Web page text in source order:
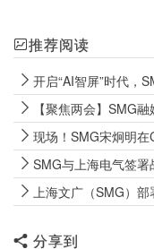
推荐阅读
开启“AI智屏”时代，
【聚焦两会】SMG
现场！SMG宋炯明在
SMG与上海电气签署
上海文广（SMG）
分享到